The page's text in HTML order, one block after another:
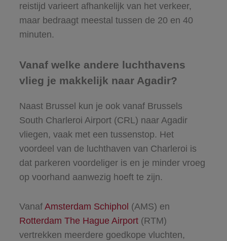
reistijd varieert afhankelijk van het verkeer,
maar bedraagt meestal tussen de 20 en 40
minuten.
Vanaf welke andere luchthavens
vlieg je makkelijk naar Agadir?
Naast Brussel kun je ook vanaf Brussels
South Charleroi Airport (CRL) naar Agadir
vliegen, vaak met een tussenstop. Het
voordeel van de luchthaven van Charleroi is
dat parkeren voordeliger is en je minder vroeg
op voorhand aanwezig hoeft te zijn.
Vanaf Amsterdam Schiphol (AMS) en
Rotterdam The Hague Airport(RTM)
vertrekken meerdere goedkope vluchten,